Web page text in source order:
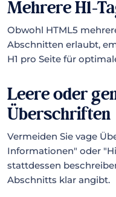
Mehrere H1-
Obwohl HTML5
Abschnitten erlaubt,
H1 pro Seite für
Leere oder
Überschriften
Vermeiden Sie vage
Informationen" oder
stattdessen
Abschnitts klar angibt.